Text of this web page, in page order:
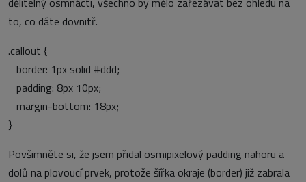
to, co dáte dovnitř.
.callout {
border: 1px solid #ddd;
padding: 8px 10px;
margin-bottom: 18px;
}
Povšimněte si, že jsem přidal osmipixelový padding nahoru a
dolů na plovoucí prvek, protože šířka okraje (border) již zabrala